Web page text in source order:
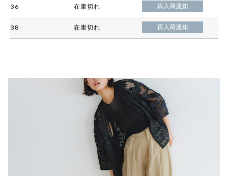
36 在庫切れ
38 在庫切れ